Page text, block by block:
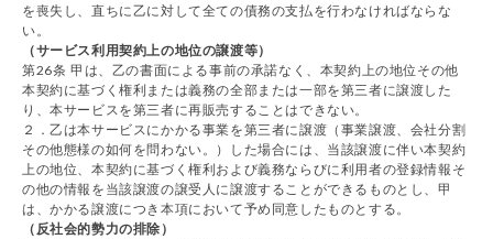
を喪失し、直ちに乙に対して全ての債務の支払を行わなければならな
い。
（サービス利用契約上の地位の譲渡等）
第26条 甲は、乙の書面による事前の承諾なく、本契約上の地位その他
本契約に基づく権利または義務の全部または一部を第三者に譲渡した
り、本サービスを第三者に再販売することはできない。
２．乙は本サービスにかかる事業を第三者に譲渡（事業譲渡、会社分割
その他態様の如何を問わない。）した場合には、当該譲渡に伴い本契約
上の地位、本契約に基づく権利および義務ならびに利用者の登録情報そ
の他の情報を当該譲渡の譲受人に譲渡することができるものとし、甲
は、かかる譲渡につき本項において予め同意したものとする。
（反社会的勢力の排除）